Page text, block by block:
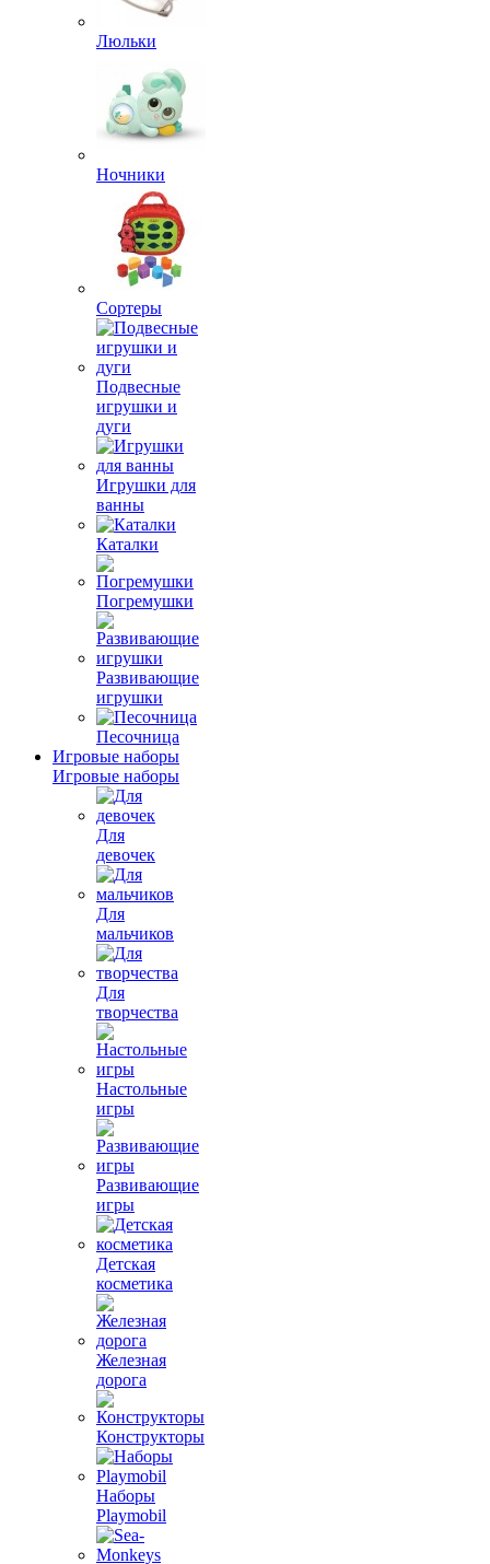
Люльки
Ночники
Сортеры
Подвесные
игрушки и
дуги
Игрушки для
ванны
Каталки
Погремушки
Развивающие
игрушки
Песочница
Игровые наборы
Игровые наборы
Для
девочек
Для
мальчиков
Для
творчества
Настольные
игры
Развивающие
игры
Детская
косметика
Железная
дорога
Конструкторы
Наборы
Playmobil